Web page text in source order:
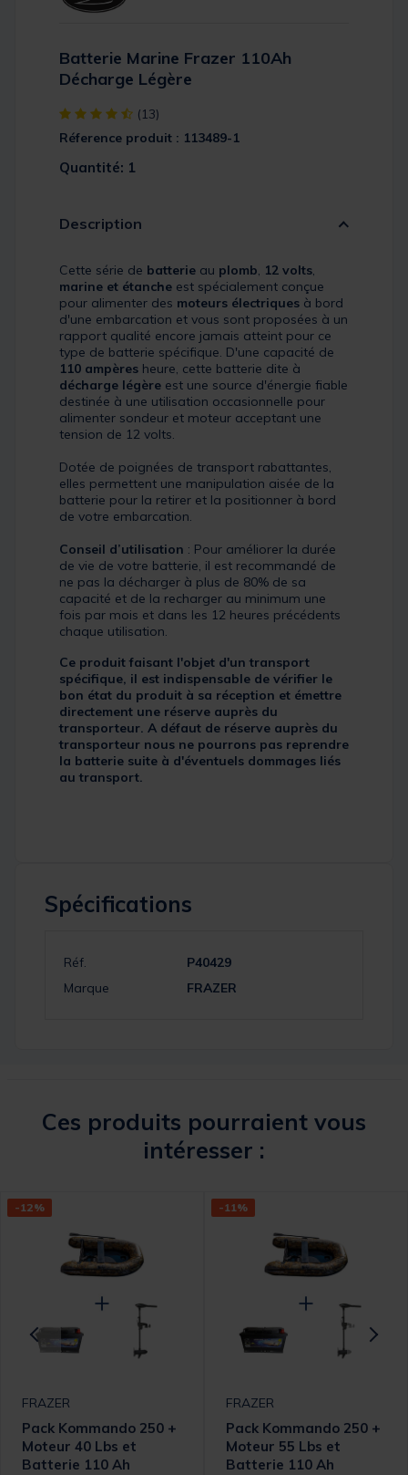
Batterie Marine Frazer 110Ah
Décharge Légère
[object Object] out of 5 Customer Rating
(13)
Réference produit : 113489-1
Quantité: 1
Description
Cette série de batterie au plomb, 12 volts,
marine et étanche est spécialement conçue
pour alimenter des moteurs électriques à bord
d'une embarcation et vous sont proposées à un
rapport qualité encore jamais atteint pour ce
type de batterie spécifique. D'une capacité de
110 ampères heure, cette batterie dite à
décharge légère est une source d'énergie fiable
destinée à une utilisation occasionnelle pour
alimenter sondeur et moteur acceptant une
tension de 12 volts.
Dotée de poignées de transport rabattantes,
elles permettent une manipulation aisée de la
batterie pour la retirer et la positionner à bord
de votre embarcation.
Conseil d’utilisation : Pour améliorer la durée
de vie de votre batterie, il est recommandé de
ne pas la décharger à plus de 80% de sa
capacité et de la recharger au minimum une
fois par mois et dans les 12 heures précédents
chaque utilisation.
Ce produit faisant l'objet d'un transport
spécifique, il est indispensable de vérifier le
bon état du produit à sa réception et émettre
directement une réserve auprès du
transporteur. A défaut de réserve auprès du
transporteur nous ne pourrons pas reprendre
la batterie suite à d'éventuels dommages liés
au transport.
Spécifications
Réf.
P40429
Marque
FRAZER
Ces produits pourraient vous
intéresser :
-12%
FRAZER
Pack Kommando 250 +
Moteur 40 Lbs et
Batterie 110 Ah
-11%
FRAZER
Pack Kommando 250 +
Moteur 55 Lbs et
Batterie 110 Ah